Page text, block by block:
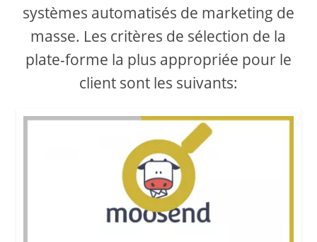
systèmes automatisés de marketing de
masse. Les critères de sélection de la
plate-forme la plus appropriée pour le
client sont les suivants: